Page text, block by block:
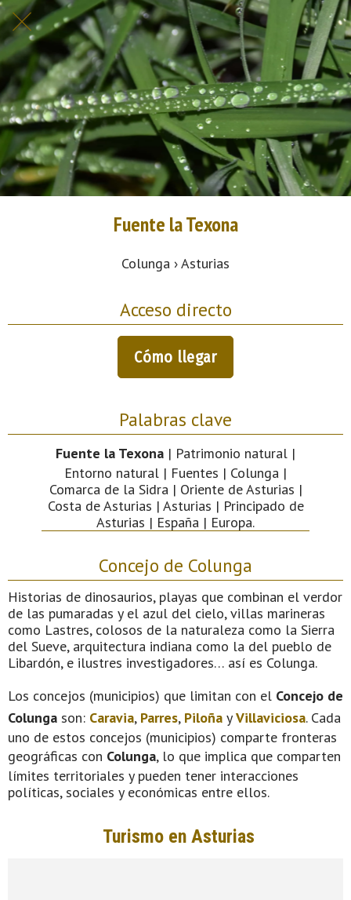
Fuente la Texona
Colunga › Asturias
Acceso directo
Cómo llegar
Palabras clave
Fuente la Texona | Patrimonio natural |
Entorno natural | Fuentes | Colunga |
Comarca de la Sidra | Oriente de Asturias |
Costa de Asturias | Asturias | Principado de
Asturias | España | Europa.
Concejo de Colunga
Historias de dinosaurios, playas que combinan el verdor
de las pumaradas y el azul del cielo, villas marineras
como Lastres, colosos de la naturaleza como la Sierra
del Sueve, arquitectura indiana como la del pueblo de
Libardón, e ilustres investigadores… así es Colunga.
Los concejos (municipios) que limitan con el Concejo de
Colunga son: Caravia, Parres, Piloña yVillaviciosa. Cada
uno de estos concejos (municipios) comparte fronteras
geográficas con Colunga, lo que implica que comparten
límites territoriales y pueden tener interacciones
políticas, sociales y económicas entre ellos.